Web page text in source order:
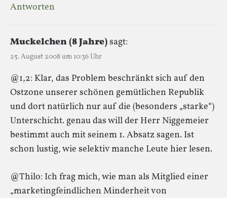
Antworten
Muckelchen (8 Jahre)sagt:
25. August 2008 um 10:36 Uhr
@1,2: Klar, das Problem beschränkt sich auf den
Ostzone unserer schönen gemütlichen Republik
und dort natürlich nur auf die (besonders „starke“)
Unterschicht. genau das will der Herr Niggemeier
bestimmt auch mit seinem 1. Absatz sagen. Ist
schon lustig, wie selektiv manche Leute hier lesen.
@Thilo: Ich frag mich, wie man als Mitglied einer
„marketingfeindlichen Minderheit von